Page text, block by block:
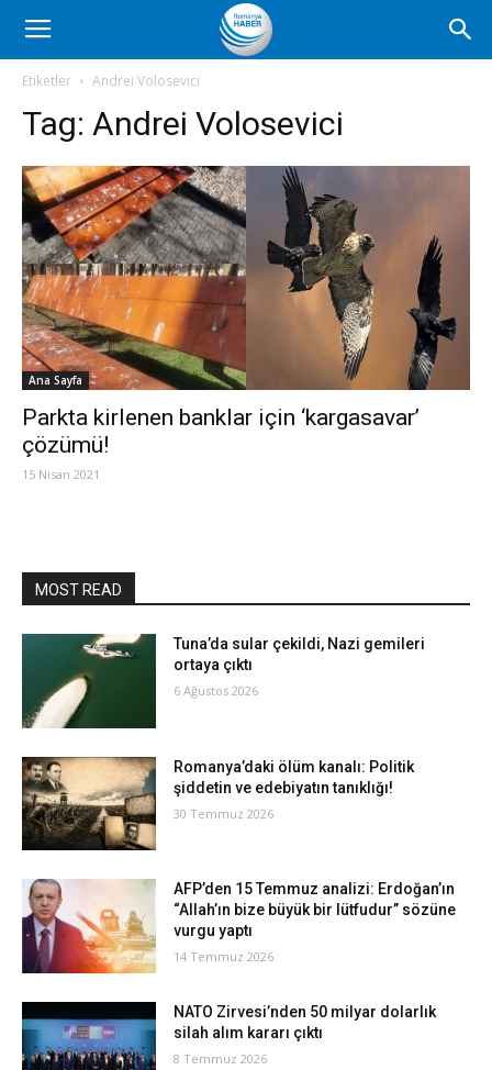
Romanya
Haber
Etiketler Andrei Volosevici
Tag: Andrei Volosevici
Ana Sayfa
Parkta kirlenen banklar için ‘kargasavar’
çözümü!
15 Nisan 2021
MOST READ
Tuna’da sular çekildi, Nazi gemileri
ortaya çıktı
6 Ağustos 2026
Romanya’daki ölüm kanalı: Politik
şiddetin ve edebiyatın tanıklığı!
30 Temmuz 2026
AFP’den 15 Temmuz analizi: Erdoğan’ın
“Allah’ın bize büyük bir lütfudur” sözüne
vurgu yaptı
14 Temmuz 2026
NATO Zirvesi’nden 50 milyar dolarlık
silah alım kararı çıktı
8 Temmuz 2026